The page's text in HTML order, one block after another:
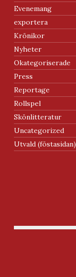
Evenemang
exportera
Krönikor
Nyheter
Okategoriserade
Press
Reportage
Rollspel
Skönlitteratur
Uncategorized
Utvald (föstasidan)